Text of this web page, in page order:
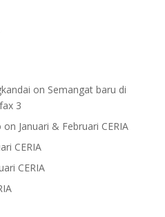
on Semangat baru di
3
on Januari & Februari CERIA
CERIA
CERIA